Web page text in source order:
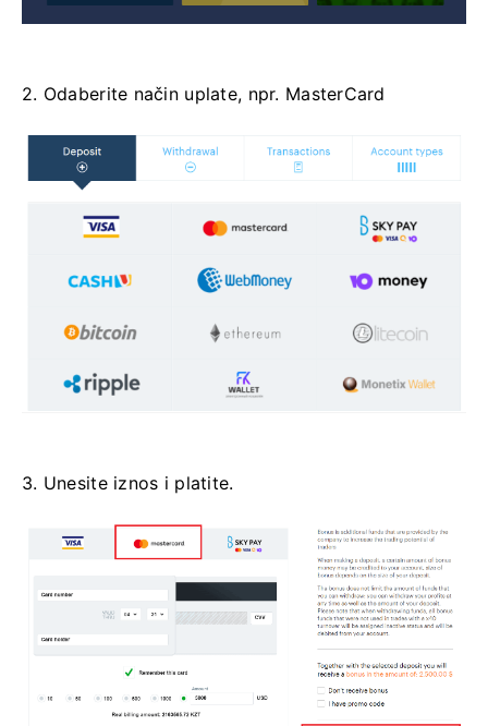
2. Odaberite način uplate, npr. MasterCard
3. Unesite iznos i platite.